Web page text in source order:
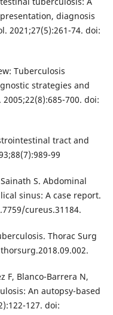
diagnosis
2021;27(5):261-74. doi:
Tuberculosis
strategies and
700. doi:
tract and
99
S. Abdominal
sinus: A case report.
cureus.31184.
Thorac Surg
F, Blanco-Barrera N,
An autopsy-based
127. doi: